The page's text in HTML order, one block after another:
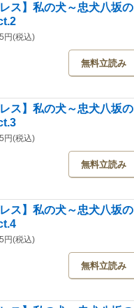
レス】私の犬～忠犬八坂
円(税込)
無料立読み
レス】私の犬～忠犬八坂
円(税込)
無料立読み
レス】私の犬～忠犬八坂
円(税込)
無料立読み